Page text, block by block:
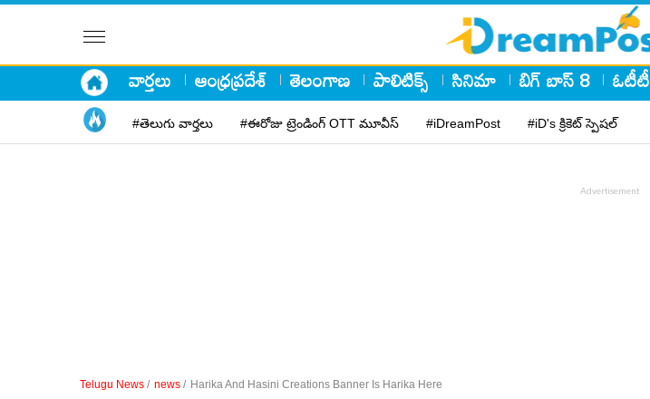
వార్తలు ఆంధ్రప్రదేశ్ తెలంగాణ పాలిటిక్స్ సినిమా బిగ్ బాస్ 8 ఓటీటీ
#తెలుగు వార్తలు #ఈరోజు ట్రెండింగ్ OTT మూవీస్ #iDreamPost #iD's క్రికెట్ స్పెషల్
Telugu News / news / Harika And Hasini Creations Banner Is Harika Here